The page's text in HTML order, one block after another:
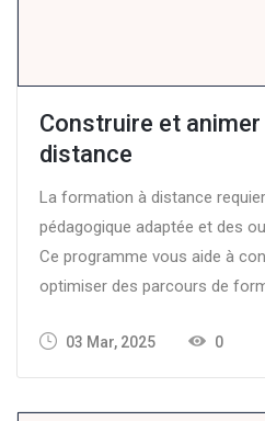
Construire et
distance
La formation à distance
pédagogique adaptée et des
Ce programme vous aide à
optimiser des parcours de
03 Mar, 2025 0